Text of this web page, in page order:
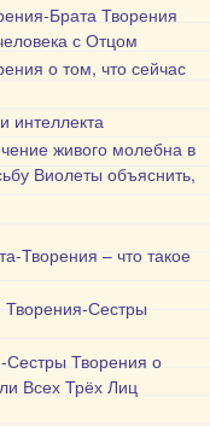
Брата Творения
с Отцом
о том, что сейчас
интеллекта
живого молебна в
Виолеты объяснить,
Творения – что такое
Творения-Сестры
Сестры Творения о
Всех Трёх Лиц